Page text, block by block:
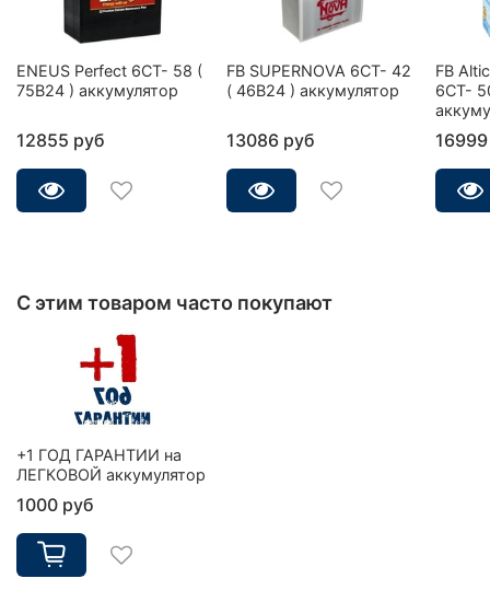
ENEUS Perfect 6CT- 58 (
75B24 ) аккумулятор
12855 руб
FB SUPERNOVA 6CT- 42
( 46B24 ) аккумулятор
13086 руб
FB
6CT-
С этим товаром часто покупают
+1 ГОД ГАРАНТИИ на
ЛЕГКОВОЙ аккумулятор
1000 руб